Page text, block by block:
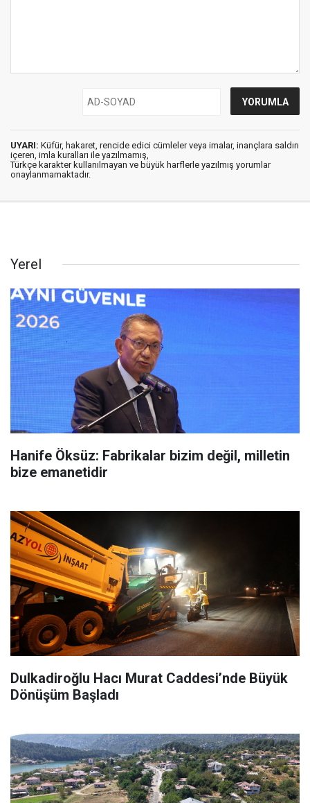
UYARI: Küfür, hakaret, rencide edici cümleler veya imalar, inançlara saldırı
içeren, imla kuralları ile yazılmamış,
Türkçe karakter kullanılmayan ve büyük harflerle yazılmış yorumlar
onaylanmamaktadır.
Yerel
Hanife Öksüz: Fabrikalar bizim değil, milletin
bize emanetidir
Dulkadiroğlu Hacı Murat Caddesi’nde Büyük
Dönüşüm Başladı